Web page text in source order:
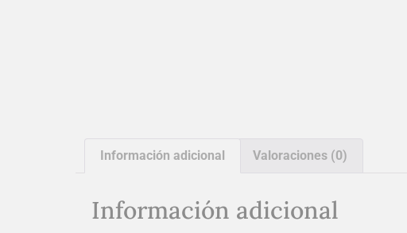
Información adicional Valoraciones (0)
Información adicional